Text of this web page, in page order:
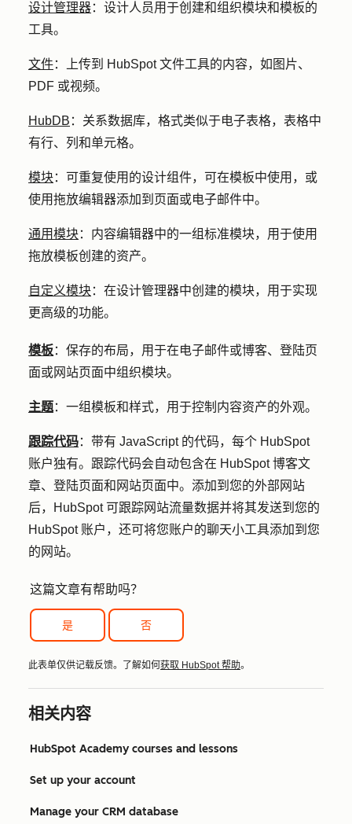
设计管理器： 设计人员用于创建和组织模块和模板的
工具。
文件：
上传到 HubSpot 文件工具的内容，如图片、
PDF 或视频。
HubDB ： 关系数据库，格式类似于电子表格，表格中
有行、列和单元格。
模块： 可重复使用的设计组件，可在模板中使用，或
使用拖放编辑器添加到页面或电子邮件中。
通用模块： 内容编辑器中的一组标准模块，用于使用
拖放模板创建的资产。
自定义模块： 在设计管理器中创建的模块，用于实现
更高级的功能。
模板：保存的布局，用于在电子邮件或博客、登陆页
面或网站页面中组织模块。
主题：一组模板和样式，用于控制内容资产的外观。
跟踪代码：带有 JavaScript 的代码，每个 HubSpot
账户独有。跟踪代码会自动包含在 HubSpot 博客文
章、登陆页面和网站页面中。添加到您的外部网站
后，HubSpot 可跟踪网站流量数据并将其发送到您的
HubSpot 账户，还可将您账户的聊天小工具添加到您
的网站。
这篇文章有帮助吗？
是 否
此表单仅供记载反馈。了解如何 获取 HubSpot 帮助。
相关内容
HubSpot Academy courses and lessons
Set up your account
Manage your CRM database